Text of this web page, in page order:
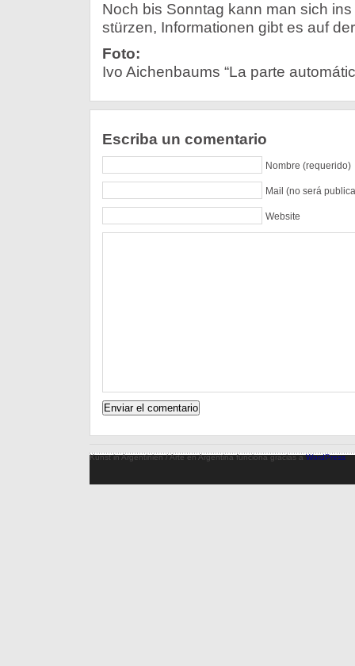
Noch bis Sonntag kann man sich
stürzen, Informationen gibt es auf
Foto:
Ivo Aichenbaums “La parte
Escriba un comentario
Nombre (requerido)
Mail (no será
Website
Kunst in Argentinien / Arte en Argentina funciona gracias aWordPress